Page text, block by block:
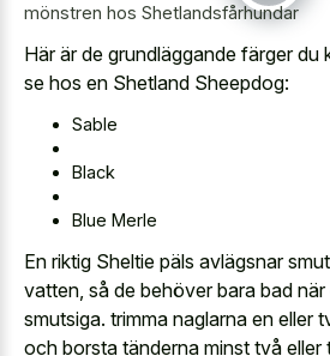
mönstren hos Shetlandsfårhundar
Här är de grundläggande färger
se hos en Shetland Sheepdog:
Sable
Black
Blue Merle
En riktig Sheltie päls avlägsnar
vatten, så de behöver bara bad när
smutsiga. trimma naglarna en eller
och borsta tänderna minst två eller